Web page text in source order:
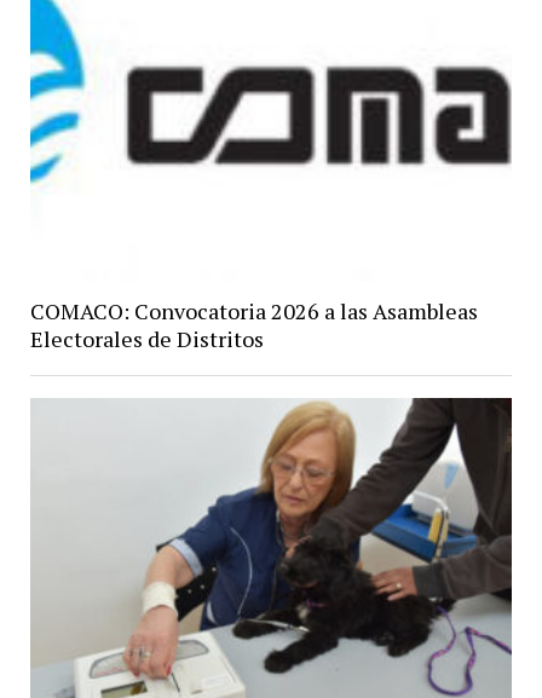
COMACO: Convocatoria 2026 a las Asambleas
Electorales de Distritos